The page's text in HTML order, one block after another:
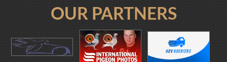
OUR PARTNERS